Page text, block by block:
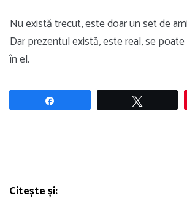
Nu există trecut, este doar un set de
Dar prezentul există, este real, se
în el.
Citește și: